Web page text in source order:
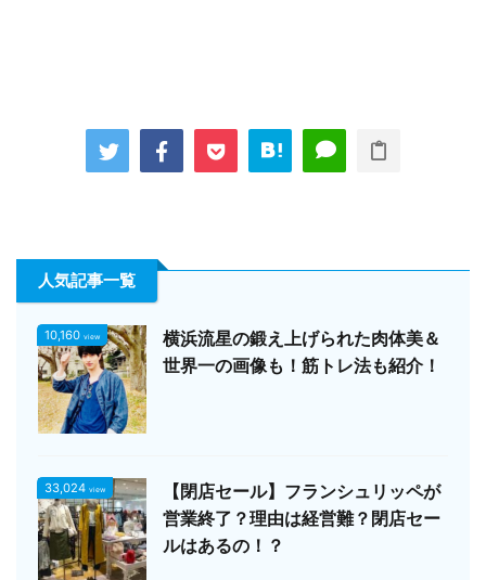
人気記事一覧
10,160 view
横浜流星の鍛え上げられた肉体美＆
世界一の画像も！筋トレ法も紹介！
33,024 view
【閉店セール】フランシュリッペが
営業終了？理由は経営難？閉店セー
ルはあるの！？